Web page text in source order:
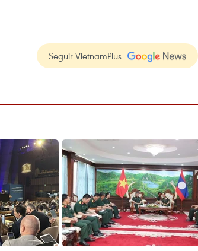
Seguir VietnamPlus